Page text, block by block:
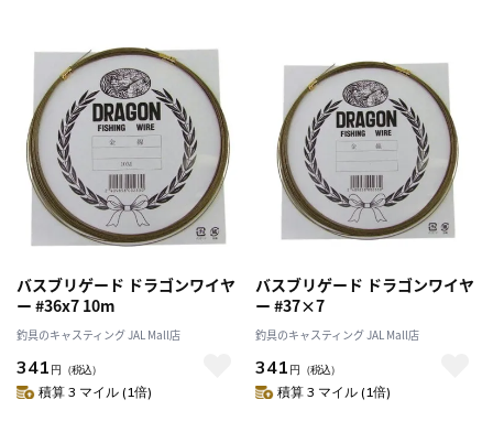
バスブリゲード ドラゴンワイヤ
ー #36x7 10m
釣具のキャスティング JAL Mall店
341 円 （税込）
積算 3 マイル (1倍)
バスブリゲード ドラゴンワイヤ
ー #37×7
釣具のキャスティング JAL Mall店
341 円 （税込）
積算 3 マイル (1倍)